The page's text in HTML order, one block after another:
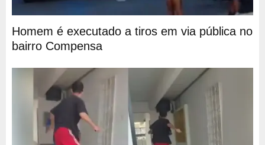
Homem é executado a tiros em via pública no
bairro Compensa